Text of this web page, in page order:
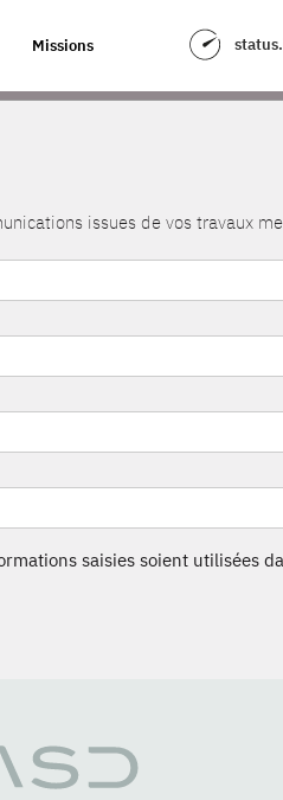
Missions
issues de vos travaux
saisies soient utilisées